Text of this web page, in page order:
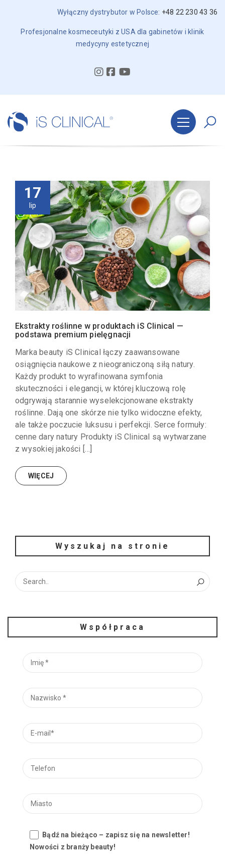
Wyłączny dystrybutor w Polsce: +48 22 230 43 36
Profesjonalne kosmeceutyki z USA dla gabinetów i klinik
medycyny estetycznej
17
lip
Ekstrakty roślinne w produktach iS Clinical —
podstawa premium pielęgnacji
Marka beauty iS Clinical łączy zaawansowane
osiągnięcia naukowe z nieograniczoną siłą natury.
Każdy produkt to wyrafinowana symfonia
skuteczności i elegancji, w której kluczową rolę
odgrywają starannie wyselekcjonowane ekstrakty
roślinne. Dają one skórze nie tylko widoczne efekty,
ale także poczucie luksusu i perfekcji. Serce formuły:
cenne dary natury Produkty iS Clinical są wytwarzane
z wysokiej jakości […]
WIĘCEJ
Wyszukaj na stronie
Współpraca
Bądź na bieżąco – zapisz się na newsletter!
Nowości z branży beauty!